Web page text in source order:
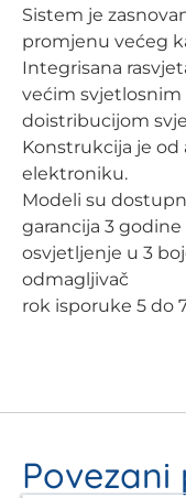
Sistem je
promjenu većeg
Integrisana
većim
doistribucijom
Konstrukcija je
elektroniku.
Modeli su
garancija 3 godine
osvjetljenje u 3
odmagljivač
rok isporuke 5 do